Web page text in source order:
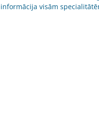
informācija visām